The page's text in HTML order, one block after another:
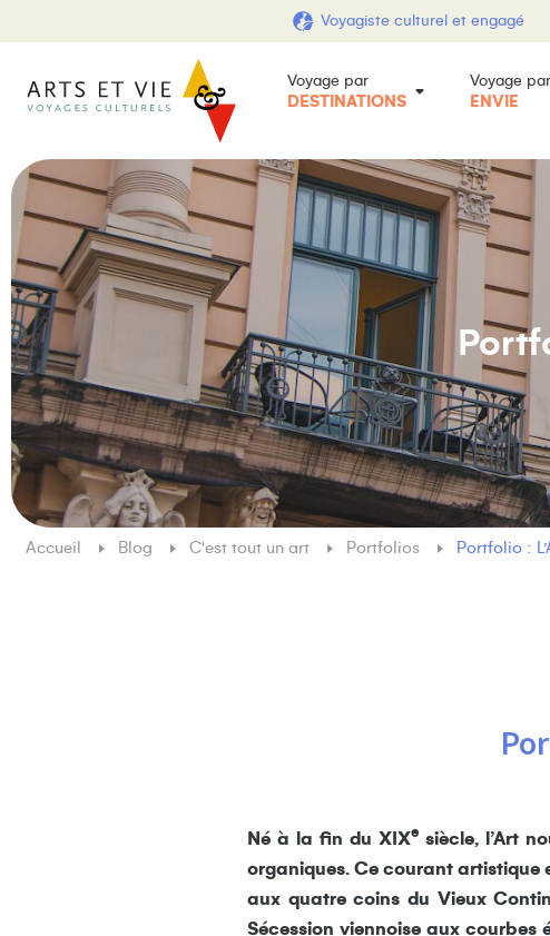
Voyagiste culturel et engagé
Voyage par
DESTINATIONS
Voyage par
ENVIE
Accueil Blog C'est tout un art Portfolios Portfolio :
Né à la fin du XIXesiècle, l’Art
organiques. Ce courant artistique
aux quatre coins du Vieux
Sécession viennoise aux courbes